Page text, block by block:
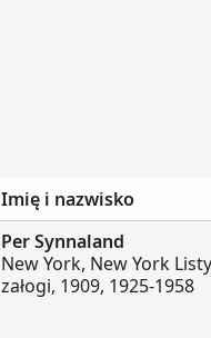
Imię i nazwisko
Per Synnaland
New York, New York
załogi, 1909, 1925-1958